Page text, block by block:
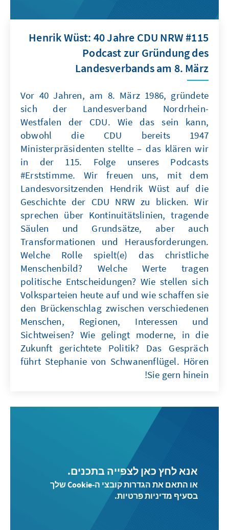
#115 Henrik Wüst: 40 Jahre CDU NRW
Podcast zur Gründung des
Landesverbands am 8. März
Vor 40 Jahren, am 8. März 1986, gründete
sich der Landesverband Nordrhein-
Westfalen der CDU. Wie das sein kann,
obwohl die CDU bereits 1947
Ministerpräsidenten stellte – das klären wir
in der 115. Folge unseres Podcasts
#Erststimme. Wir freuen uns, mit dem
Landesvorsitzenden Hendrik Wüst auf die
Geschichte der CDU NRW zu blicken. Wir
sprechen über Kontinuitätslinien, tragende
Säulen und Grundsätze, aber auch
Transformationen und Herausforderungen.
Welche Rolle spielt(e) das christliche
Menschenbild? Welche Werte tragen
politische Entscheidungen? Wie stellen sich
Volksparteien heute auf und wie schaffen sie
den Brückenschlag zwischen verschiedenen
Menschen, Regionen, Interessen und
Sichtweisen? Wie gelingt moderne, in die
Zukunft gerichtete Politik? Das Gespräch
führt Stephanie von Schwanenflügel. Hören
Sie gern hinein!
אנא לחץ כאן לצפייה בתכנים.
או התאם את הגדרות קובצי ה-Cookie שלך
בסעיף מדיניות פרטיות.